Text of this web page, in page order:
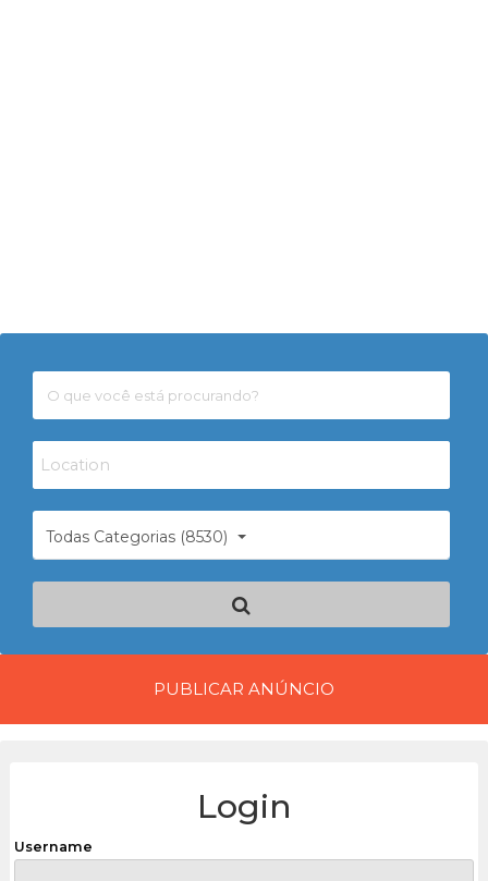
Todas Categorias (8530)
PUBLICAR ANÚNCIO
Login
Username